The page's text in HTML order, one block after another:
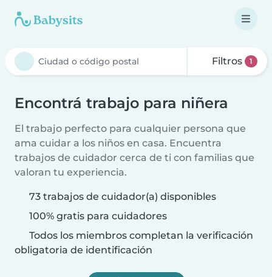
Filtros 1
Encontrá trabajo para niñera
El trabajo perfecto para cualquier persona que
ama cuidar a los niños en casa. Encuentra
trabajos de cuidador cerca de ti con familias que
valoran tu experiencia.
73 trabajos de cuidador(a) disponibles
100% gratis para cuidadores
Todos los miembros completan la verificación
obligatoria de identificación